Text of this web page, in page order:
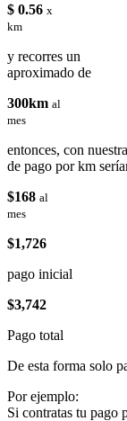
$ 0.56 x
km
y recorres un
aproximado de
300km al
mes
entonces, con
de pago por km
$168 al
mes
$1,726
pago inicial
$3,742
Pago total
De esta forma solo
Por ejemplo:
Si contratas tu pago